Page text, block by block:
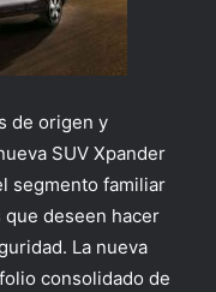
de origen y
SUV Xpander
segmento familiar
que deseen hacer
La nueva
consolidado de